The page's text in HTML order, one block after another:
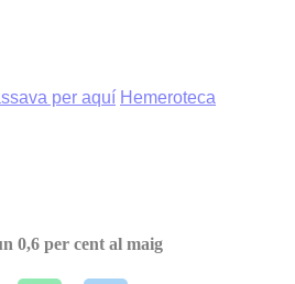
per aquí Hemeroteca
0,6 per cent al maig